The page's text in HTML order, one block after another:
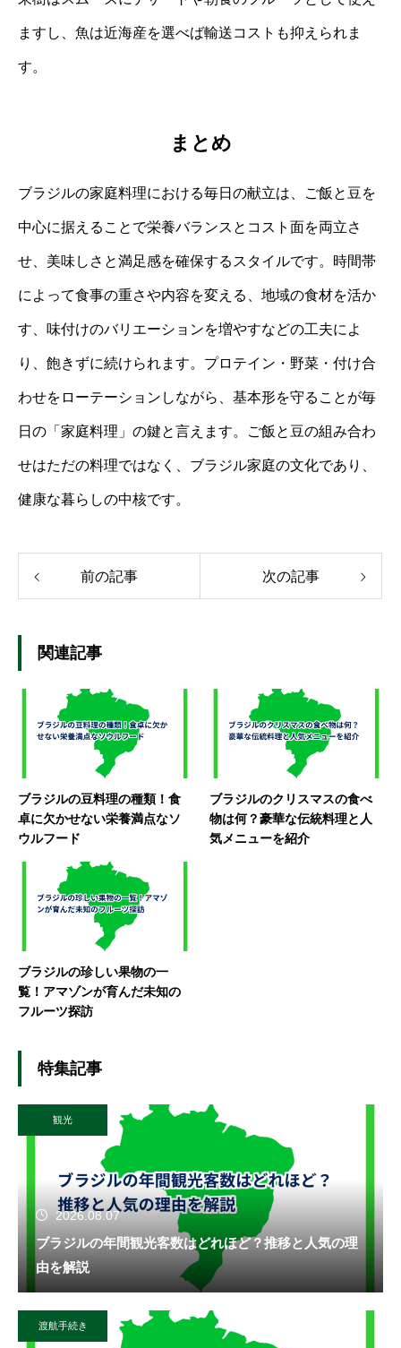
ますし、魚は近海産を選べば輸送コストも抑えられま
す。
まとめ
ブラジルの家庭料理における毎日の献立は、ご飯と豆を
中心に据えることで栄養バランスとコスト面を両立さ
せ、美味しさと満足感を確保するスタイルです。時間帯
によって食事の重さや内容を変える、地域の食材を活か
す、味付けのバリエーションを増やすなどの工夫によ
り、飽きずに続けられます。プロテイン・野菜・付け合
わせをローテーションしながら、基本形を守ることが毎
日の「家庭料理」の鍵と言えます。ご飯と豆の組み合わ
せはただの料理ではなく、ブラジル家庭の文化であり、
健康な暮らしの中核です。
前の記事 次の記事
関連記事
ブラジルの豆料理の種類！食
卓に欠かせない栄養満点なソ
ウルフード
ブラジルのクリスマスの食べ
物は何？豪華な伝統料理と人
気メニューを紹介
ブラジルの珍しい果物の一
覧！アマゾンが育んだ未知の
フルーツ探訪
特集記事
観光
2026.08.07
ブラジルの年間観光客数はどれほど？推移と人気の理
由を解説
渡航手続き